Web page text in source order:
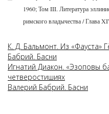
1960; Том III. Литература
римского владычества / Глава
К. Д. Бальмонт. Из «Фауста»­
Бабрий. Басни
Игнатий Диакон. «Эзоповы
четверостишиях
Валерий Бабрий. Басни